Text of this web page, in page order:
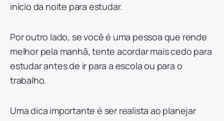
início da noite para estudar.
Por outro lado, se você é uma pessoa que rende
melhor pela manhã, tente acordar mais cedo para
estudar antes de ir para a escola ou para o
trabalho.
Uma dica importante é ser realista ao planejar